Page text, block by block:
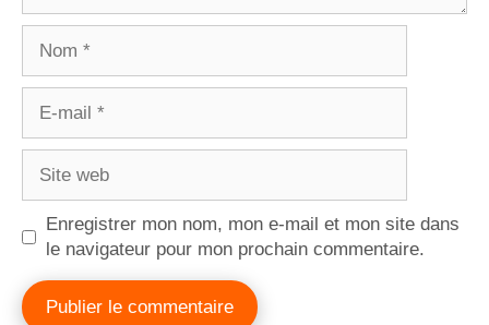
Enregistrer mon nom, mon e-mail et mon site dans
le navigateur pour mon prochain commentaire.